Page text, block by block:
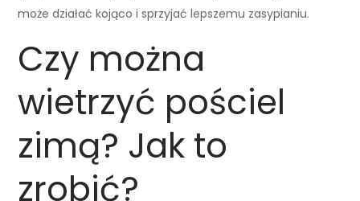
może działać kojąco i sprzyjać lepszemu zasypianiu.
Czy można
wietrzyć pościel
zimą? Jak to
zrobić?